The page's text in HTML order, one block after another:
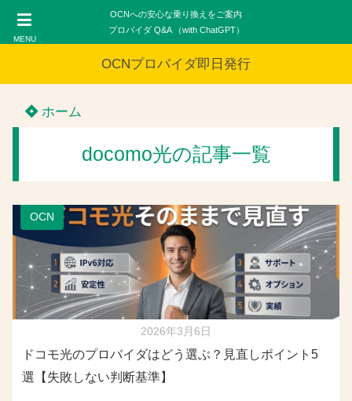
MENU
OCNへの安心な乗り換えをご案内
プロバイダ Q&A （with ChatGPT）
OCNプロバイダ即日発行
ホーム
docomo光の記事一覧
OCN
2026年3月6日
ドコモ光のプロバイダはどう選ぶ？見直しポイント5
選【失敗しない判断基準】